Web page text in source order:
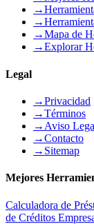
→
→
→Mapa de
→Explorar
Legal
→Privacidad
→Términos
→ Aviso
→Contacto
→ Sitemap
Mejores
Calculadora de
de Créditos